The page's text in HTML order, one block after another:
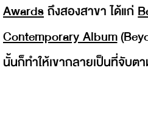
Awards ถึงสองสาขา ได้แก่
Contemporary Album
นั้นก็ทำให้เขากลายเป็นที่จับต